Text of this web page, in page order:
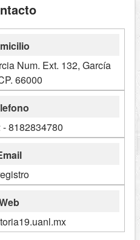
Num. Ext. 132, García
66000
8182834780